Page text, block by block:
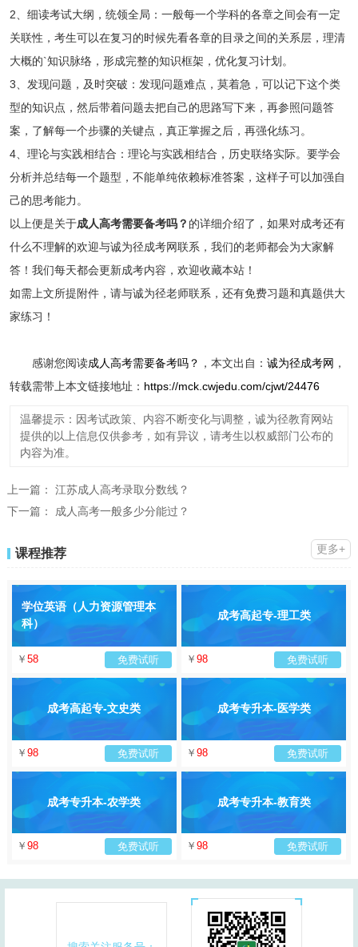
2、细读考试大纲，统领全局：一般每一个学科的各章之间会有一定
关联性，考生可以在复习的时候先看各章的目录之间的关系层，理清
大概的`知识脉络，形成完整的知识框架，优化复习计划。
3、发现问题，及时突破：发现问题难点，莫着急，可以记下这个类
型的知识点，然后带着问题去把自己的思路写下来，再参照问题答
案，了解每一个步骤的关键点，真正掌握之后，再强化练习。
4、理论与实践相结合：理论与实践相结合，历史联络实际。要学会
分析并总结每一个题型，不能单纯依赖标准答案，这样子可以加强自
己的思考能力。
以上便是关于成人高考需要备考吗？ 的详细介绍了，如果对成考还有
什么不理解的欢迎与诚为径成考网联系，我们的老师都会为大家解
答！我们每天都会更新成考内容，欢迎收藏本站！
如需上文所提附件，请与诚为径老师联系，还有免费习题和真题供大
家练习！
感谢您阅读成人高考需要备考吗？ ，本文出自： 诚为径成考网 ，
转载需带上本文链接地址： https://mck.cwjedu.com/cjwt/24476
温馨提示：因考试政策、内容不断变化与调整，诚为径教育网站
提供的以上信息仅供参考，如有异议，请考生以权威部门公布的
内容为准。
上一篇： 江苏成人高考录取分数线？
下一篇： 成人高考一般多少分能过？
课程推荐 更多+
学位英语（人力资源管理本
科）
￥ 58 免费试听
成考高起专-理工类
￥ 98 免费试听
成考高起专-文史类
￥ 98 免费试听
成考专升本-医学类
￥ 98 免费试听
成考专升本-农学类
￥ 98 免费试听
成考专升本-教育类
￥ 98 免费试听